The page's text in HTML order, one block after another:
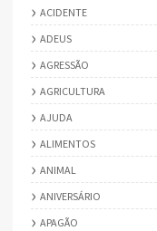
ACIDENTE
ADEUS
AGRESSÃO
AGRICULTURA
AJUDA
ALIMENTOS
ANIMAL
ANIVERSÁRIO
APAGÃO